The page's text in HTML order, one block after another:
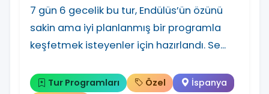
7 gün 6 gecelik bu tur, Endülüs’ün özünü
sakin ama iyi planlanmış bir programla
keşfetmek isteyenler için hazırlandı. Se...
Tur Programları Özel
İspanya